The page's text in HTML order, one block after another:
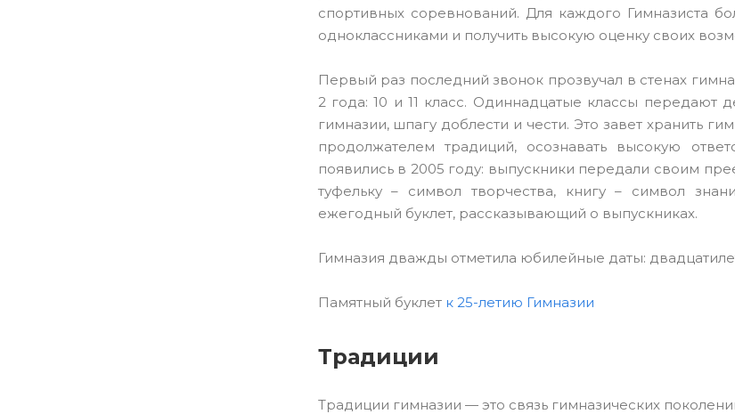
спортивных соревнований. Для каждого Гимназиста
одноклассниками и получить высокую оценку своих
Первый раз последний звонок прозвучал в стенах
2 года: 10 и 11 класс. Одиннадцатые классы передают
гимназии, шпагу доблести и чести. Это завет хранить
продолжателем традиций, осознавать высокую
появились в 2005 году: выпускники передали своим
туфельку – символ творчества, книгу – символ
ежегодный буклет, рассказывающий о выпускниках.
Гимназия дважды отметила юбилейные даты:
Памятный буклет к 25-летию Гимназии
Традиции
Традиции гимназии — это связь гимназических